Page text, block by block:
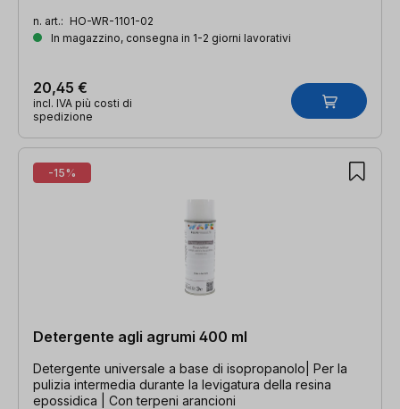
n. art.: HO-WR-1101-02
In magazzino, consegna in 1-2 giorni lavorativi
20,45 €
incl. IVA più costi di
spedizione
-15%
Detergente agli agrumi 400 ml
Detergente universale a base di isopropanolo| Per la
pulizia intermedia durante la levigatura della resina
epossidica | Con terpeni arancioni